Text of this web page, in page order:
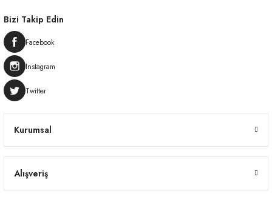
Kurumsal
Alışveriş
Bizi Takip Edin
Facebook
Instagram
Twitter